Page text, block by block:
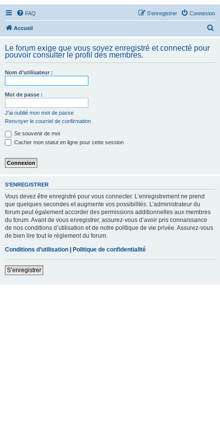
FAQ Connexion
S’enregistrer
Accueil
h
Le forum exige que vous soyez enregistré et connecté pour
pouvoir consulter le profil des membres.
Nom d’utilisateur :
Mot de passe :
J’ai oublié mon mot de passe
Renvoyer le courriel de confirmation
Se souvenir de moi
Cacher mon statut en ligne pour cette session
S’ENREGISTRER
Vous devez être enregistré pour vous connecter. L’enregistrement ne prend
que quelques secondes et augmente vos possibilités. L’administrateur du
forum peut également accorder des permissions additionnelles aux membres
du forum. Avant de vous enregistrer, assurez-vous d’avoir pris connaissance
de nos conditions d’utilisation et de notre politique de vie privée. Assurez-vous
de bien lire tout le règlement du forum.
Conditions d’utilisation | Politique de confidentialité
S’enregistrer